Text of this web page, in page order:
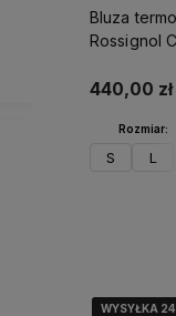
Bluza
Rossignol
440,00 zł
Rozmiar:
S L
WYSYŁKA
WYSYŁKA
WYSYŁKA
WYSYŁKA